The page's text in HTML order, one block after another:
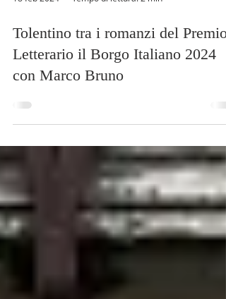
18 feb 2024 Tempo di lettura: 2 min
Tolentino tra i romanzi del Premio
con Marco Bruno